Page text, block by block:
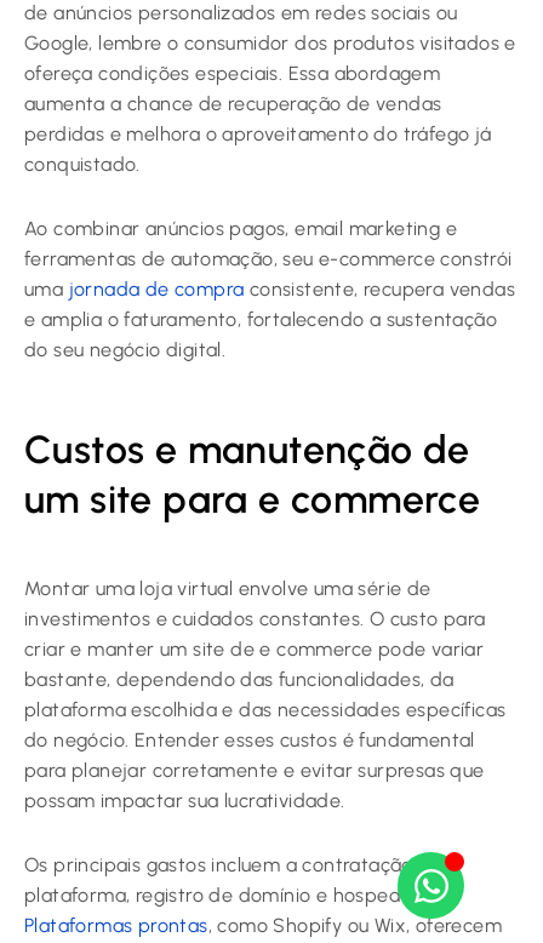
de anúncios personalizados em redes sociais ou
Google, lembre o consumidor dos produtos visitados e
ofereça condições especiais. Essa abordagem
aumenta a chance de recuperação de vendas
perdidas e melhora o aproveitamento do tráfego já
conquistado.
Ao combinar anúncios pagos, email marketing e
ferramentas de automação, seu e-commerce constrói
uma jornada de compra consistente, recupera vendas
e amplia o faturamento, fortalecendo a sustentação
do seu negócio digital.
Custos e manutenção de
um site para e commerce
Montar uma loja virtual envolve uma série de
investimentos e cuidados constantes. O custo para
criar e manter um site de e commerce pode variar
bastante, dependendo das funcionalidades, da
plataforma escolhida e das necessidades específicas
do negócio. Entender esses custos é fundamental
para planejar corretamente e evitar surpresas que
possam impactar sua lucratividade.
Os principais gastos incluem a contratação da
plataforma, registro de domínio e hospedagem.
Plataformas prontas, como Shopify ou Wix, oferecem